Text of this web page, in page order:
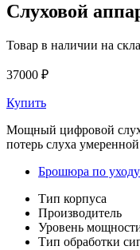
Слуховой
Товар в наличии на
37000 ₽
Купить
Мощный цифровой
потерь слуха
Брошюра по
Тип корпуса
Производитель
Уровень
Тип обработки